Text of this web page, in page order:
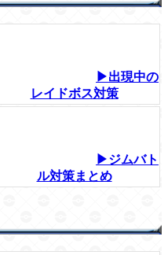
▶出現中の
レイドボス対策
▶ジムバト
ル対策まとめ